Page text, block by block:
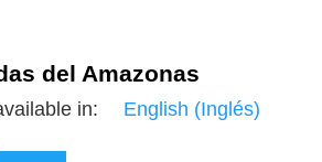
del Amazonas
in: English (Inglés)